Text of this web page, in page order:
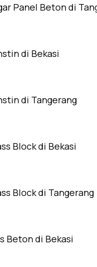
Panel Beton di
di Bekasi
di Tangerang
Block di Bekasi
Block di Tangerang
Beton di Bekasi